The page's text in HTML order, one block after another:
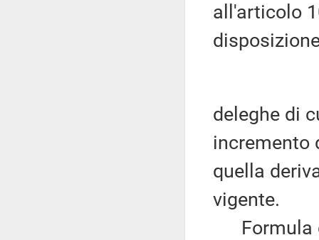
all'articolo
deleghe di
incremento
quella
vigente.
Formula